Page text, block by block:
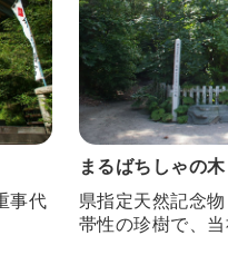
事代
まるばちしゃの木
県指定天然記念
帯性の珍樹で、